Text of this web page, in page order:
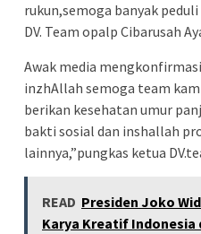
rukun,semoga banyak
DV. Team opalp Cibarusah
Awak media
inzhAllah semoga team
berikan kesehatan umur
bakti sosial dan inshallah
lainnya,”pungkas ketua
READ Presiden Joko
Karya Kreatif Indonesia